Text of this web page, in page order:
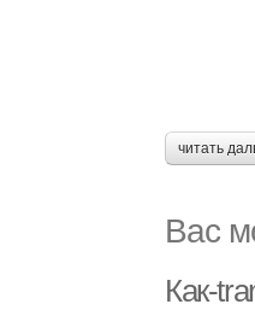
читать
Вас
Как-